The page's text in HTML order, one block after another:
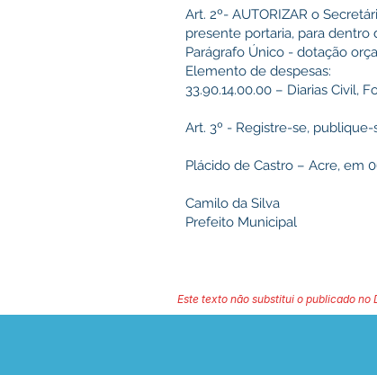
Art. 2º- AUTORIZAR o
presente portaria, para
Parágrafo Único - dotação
Elemento de despesas:
33.90.14.00.00 – Diarias Civil,
Art. 3º - Registre-se,
Plácido de Castro – Acre, em
Camilo da Silva
Prefeito Municipal
Este texto não substitui o publicado